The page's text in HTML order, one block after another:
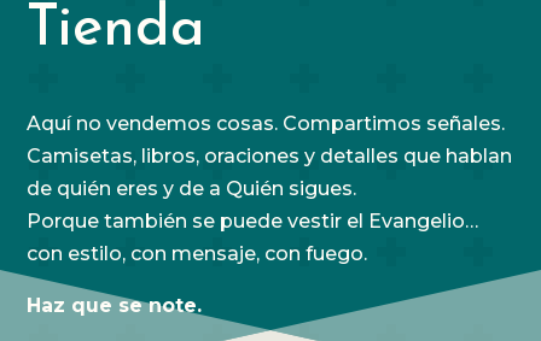
Tienda
Aquí no vendemos cosas. Compartimos señales.
Camisetas, libros, oraciones y detalles que hablan
de quién eres y de a Quién sigues.
Porque también se puede vestir el Evangelio…
con estilo, con mensaje, con fuego.
Haz que se note.